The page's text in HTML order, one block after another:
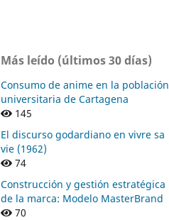
Más leído (últimos 30 días)
Consumo de anime en la población
universitaria de Cartagena
145
El discurso godardiano en vivre sa
vie (1962)
74
Construcción y gestión estratégica
de la marca: Modelo MasterBrand
70